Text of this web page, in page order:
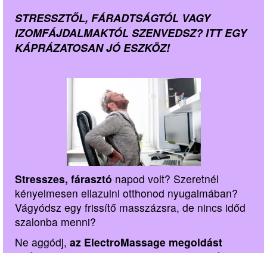
STRESSZTŐL, FÁRADTSÁGTÓL VAGY
IZOMFÁJDALMAKTÓL SZENVEDSZ? ITT EGY
KÁPRÁZATOSAN JÓ ESZKÖZ!
Stresszes, fárasztó napod volt? Szeretnél
kényelmesen ellazulni otthonod nyugalmában?
Vágyódsz egy frissítő masszázsra, de nincs időd
szalonba menni?
Ne aggódj, az ElectroMassage megoldást